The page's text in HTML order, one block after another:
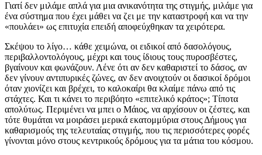
Γιατί δεν μιλάμε απλά για μια ανικανότητα της στιγμής, μιλάμε για
ένα σύστημα που έχει μάθει να ζει με την καταστροφή και να την
«πουλάει» ως επιτυχία επειδή αποφεύχθηκαν τα χειρότερα.
Σκέψου το λίγο… κάθε χειμώνα, οι ειδικοί από δασολόγους,
περιβαλλοντολόγους, μέχρι και τους ίδιους τους πυροσβέστες,
βγαίνουν και φωνάζουν. Λένε ότι αν δεν καθαριστεί το δάσος, αν
δεν γίνουν αντιπυρικές ζώνες, αν δεν ανοιχτούν οι δασικοί δρόμοι
όταν χιονίζει και βρέχει, το καλοκαίρι θα κλαίμε πάνω από τις
στάχτες. Και τι κάνει το περιβόητο «επιτελικό κράτος»; Τίποτα
απολύτως. Περιμένει να μπει ο Μάιος, να αρχίσουν οι ζέστες, και
τότε θυμάται να μοιράσει μερικά εκατομμύρια στους Δήμους για
καθαρισμούς της τελευταίας στιγμής, που τις περισσότερες φορές
γίνονται μόνο στους κεντρικούς δρόμους για τα μάτια του κόσμου.